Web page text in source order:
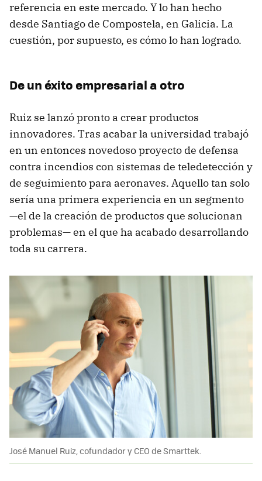
referencia en este mercado. Y lo han hecho
desde Santiago de Compostela, en Galicia. La
cuestión, por supuesto, es cómo lo han logrado.
De un éxito empresarial a otro
Ruiz se lanzó pronto a crear productos
innovadores. Tras acabar la universidad trabajó
en un entonces novedoso proyecto de defensa
contra incendios con sistemas de teledetección y
de seguimiento para aeronaves. Aquello tan solo
sería una primera experiencia en un segmento
—el de la creación de productos que solucionan
problemas— en el que ha acabado desarrollando
toda su carrera.
José Manuel Ruiz, cofundador y CEO de Smarttek.